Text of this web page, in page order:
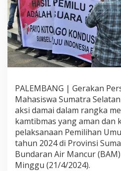
M
S
A
j
a
k
E
l
m
e
n
t
M
a
y
a
PALEMBANG | Gerakan
Mahasiswa Sumatra
aksi damai dalam rangka
kamtibmas yang aman dan
pelaksanaan Pemilihan
tahun 2024 di Provinsi
Bundaran Air Mancur
Minggu (21/4/2024).